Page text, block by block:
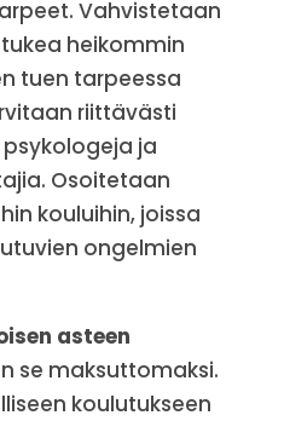
Vahvistetaan
heikommin
tuen tarpeessa
riittävästi
ja
Osoitetaan
kouluihin, joissa
ongelmien
asteen
se maksuttomaksi.
koulutukseen